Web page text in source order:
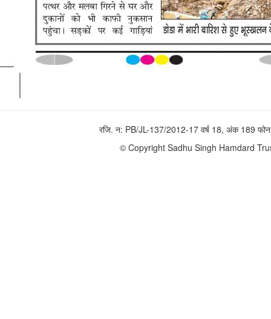
रजि. न: PB/JL-137/2012-17 वर्ष 18, अंक 189
© Copyright Sadhu Singh Hamdard